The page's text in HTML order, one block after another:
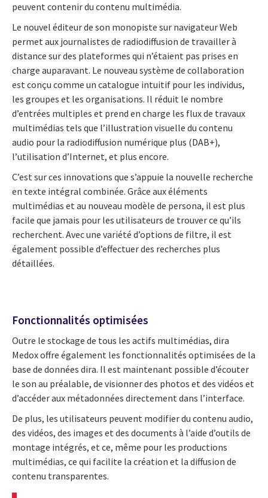
peuvent contenir du contenu multimédia.
Le nouvel éditeur de son monopiste sur navigateur Web
permet aux journalistes de radiodiffusion de travailler à
distance sur des plateformes qui n’étaient pas prises en
charge auparavant. Le nouveau système de collaboration
est conçu comme un catalogue intuitif pour les individus,
les groupes et les organisations. Il réduit le nombre
d’entrées multiples et prend en charge les flux de travaux
multimédias tels que l’illustration visuelle du contenu
audio pour la radiodiffusion numérique plus (DAB+),
l’utilisation d’Internet, et plus encore.
C’est sur ces innovations que s’appuie la nouvelle recherche
en texte intégral combinée. Grâce aux éléments
multimédias et au nouveau modèle de persona, il est plus
facile que jamais pour les utilisateurs de trouver ce qu’ils
recherchent. Avec une variété d’options de filtre, il est
également possible d’effectuer des recherches plus
détaillées.
Fonctionnalités optimisées
Outre le stockage de tous les actifs multimédias, dira
Medox offre également les fonctionnalités optimisées de la
base de données dira. Il est maintenant possible d’écouter
le son au préalable, de visionner des photos et des vidéos et
d’accéder aux métadonnées directement dans l’interface.
De plus, les utilisateurs peuvent modifier du contenu audio,
des vidéos, des images et des documents à l’aide d’outils de
montage intégrés, et ce, même pour les productions
multimédias, ce qui facilite la création et la diffusion de
contenu transparentes.